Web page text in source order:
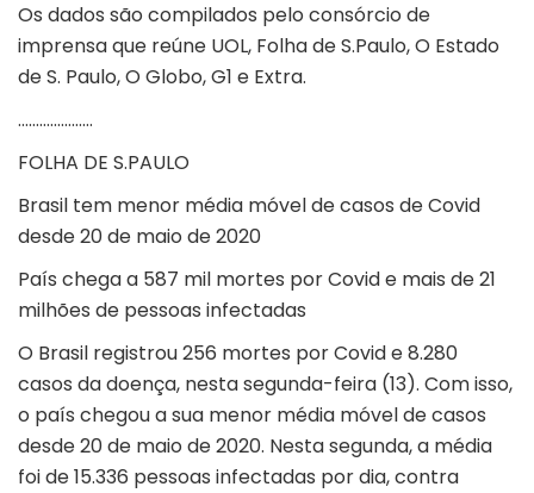
Os dados são compilados pelo consórcio de
imprensa que reúne UOL, Folha de S.Paulo, O Estado
de S. Paulo, O Globo, G1 e Extra.
…………………
FOLHA DE S.PAULO
Brasil tem menor média móvel de casos de Covid
desde 20 de maio de 2020
País chega a 587 mil mortes por Covid e mais de 21
milhões de pessoas infectadas
O Brasil registrou 256 mortes por Covid e 8.280
casos da doença, nesta segunda-feira (13). Com isso,
o país chegou a sua menor média móvel de casos
desde 20 de maio de 2020. Nesta segunda, a média
foi de 15.336 pessoas infectadas por dia, contra